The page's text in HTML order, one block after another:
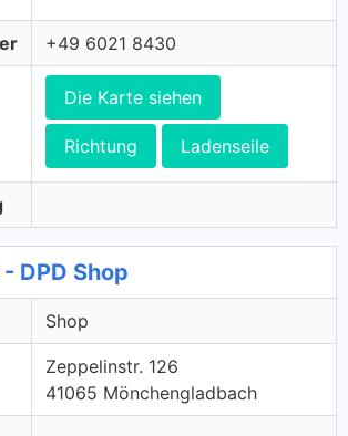
+49 6021 8430
Die Karte siehen
Richtung Ladenseile
DPD Shop
Shop
Zeppelinstr. 126
41065 Mönchengladbach